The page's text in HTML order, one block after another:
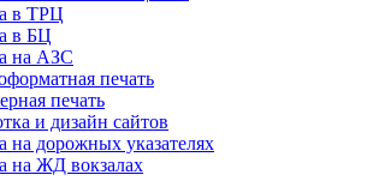
в ТРЦ
в БЦ
на АЗС
печать
печать
и дизайн сайтов
на дорожных указателях
на ЖД вокзалах